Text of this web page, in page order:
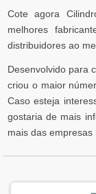
Cote agora
melhores
distribuidores ao
Desenvolvido para
criou o maior
Caso esteja
gostaria de mais
mais das empresas